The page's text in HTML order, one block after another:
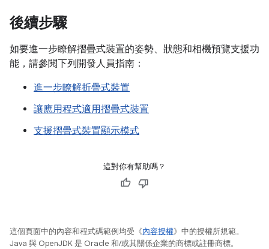
後續步驟
如要進一步瞭解摺疊式裝置的姿勢、狀態和相機預覽支援功
能，請參閱下列開發人員指南：
進一步瞭解折疊式裝置
讓應用程式適用摺疊式裝置
支援摺疊式裝置顯示模式
這對你有幫助嗎？
這個頁面中的內容和程式碼範例均受《內容授權》中的授權所規範。
Java 與 OpenJDK 是 Oracle 和/或其關係企業的商標或註冊商標。